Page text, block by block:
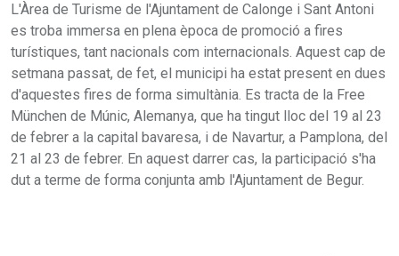
L'Àrea de Turisme de l'Ajuntament de Calonge i Sant Antoni
es troba immersa en plena època de promoció a fires
turístiques, tant nacionals com internacionals. Aquest cap de
setmana passat, de fet, el municipi ha estat present en dues
d'aquestes fires de forma simultània. Es tracta de la Free
München de Múnic, Alemanya, que ha tingut lloc del 19 al 23
de febrer a la capital bavaresa, i de Navartur, a Pamplona, del
21 al 23 de febrer. En aquest darrer cas, la participació s'ha
dut a terme de forma conjunta amb l'Ajuntament de Begur.